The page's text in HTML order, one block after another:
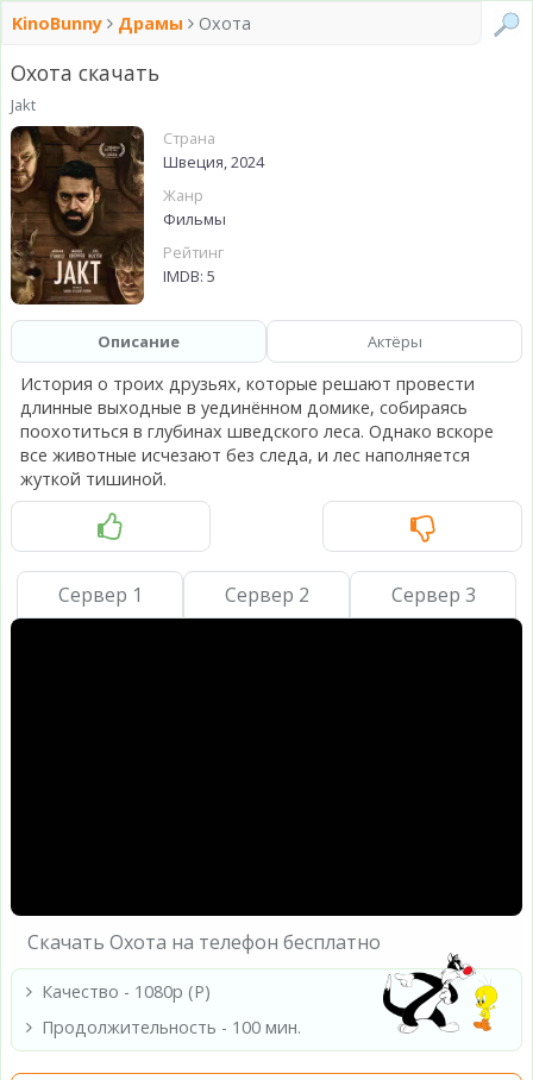
KinoBunny Драмы Охота
Охота скачать
Jakt
Страна
Швеция, 2024
Жанр
Фильмы
Рейтинг
IMDB: 5
Описание Актёры
История о троих друзьях, которые решают провести
длинные выходные в уединённом домике, собираясь
поохотиться в глубинах шведского леса. Однако вскоре
все животные исчезают без следа, и лес наполняется
жуткой тишиной.
Сервер 1 Сервер 2 Сервер 3
Скачать Охота на телефон бесплатно
Качество - 1080p (Р)
Продолжительность - 100 мин.